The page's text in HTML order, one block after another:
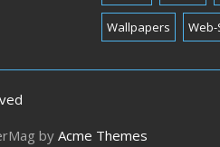
Wallpapers
by Acme Themes